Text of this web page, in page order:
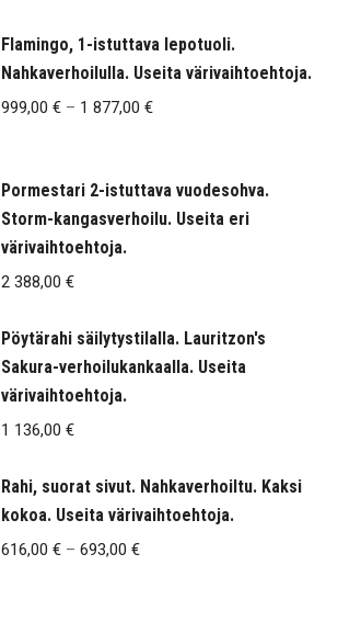
Flamingo, 1-istuttava lepotuoli.
Nahkaverhoilulla. Useita värivaihtoehtoja.
999,00 € – 1 877,00 €Hintaluokka:
1
877,00 €
Pormestari 2-istuttava vuodesohva.
Storm-kangasverhoilu. Useita eri
värivaihtoehtoja.
2 388,00 €
Pöytärahi säilytystilalla. Lauritzon's
Sakura-verhoilukankaalla. Useita
värivaihtoehtoja.
1 136,00 €
Rahi, suorat sivut. Nahkaverhoiltu. Kaksi
kokoa. Useita värivaihtoehtoja.
616,00 € – 693,00 €Hintaluokka: